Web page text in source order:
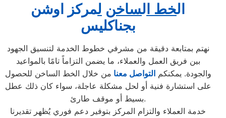
الخط ا لساخن لمركز اوشن
بجناكليس
نهتم بمتابعة دقيقة من مشرفي خطوط الخدمة لتنسيق الجهود
بين فريق العمل والعملاء، ما يضمن التزاماً تامًا بالمواعيد
والجودة. يمكنكمالتواصل معنا من خلال الخط الساخن للحصول
على استشارة فنية أو لحل مشكلة عاجلة، سواء كان ذلك عطل
بسيط أو موقف طارئ.
خدمة العملاء والتزام المركز بتوفير دعم فوري يُظهر تقديرنا